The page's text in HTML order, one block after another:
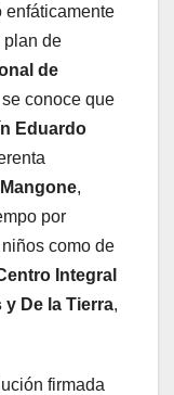
enfáticamente
plan de
de
conoce que
Eduardo
,
por
como de
Integral
y De la Tierra,
firmada